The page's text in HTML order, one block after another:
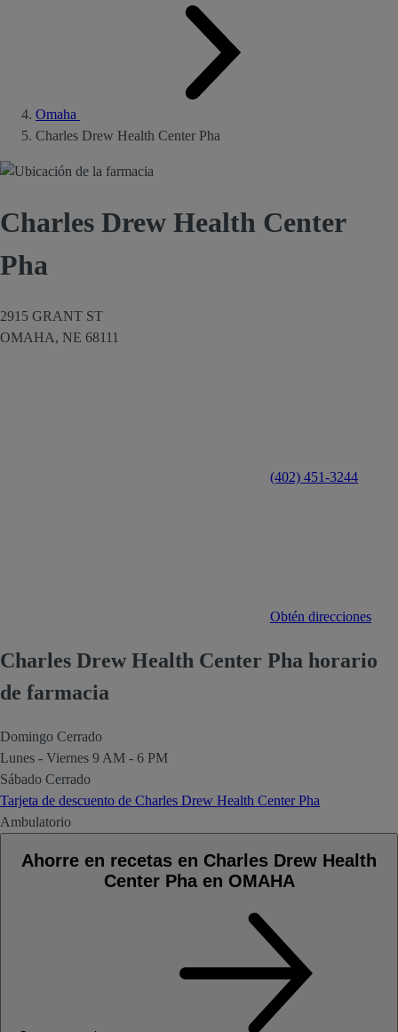
Omaha
Charles Drew Health Center Pha
Charles Drew Health Center
Pha
2915 GRANT ST
OMAHA, NE 68111
(402) 451-3244
Obtén direcciones
Charles Drew Health Center Pha horario
de farmacia
Domingo Cerrado
Lunes - Viernes 9 AM - 6 PM
Sábado Cerrado
Tarjeta de descuento de Charles Drew Health Center Pha
Ambulatorio
Ahorre en recetas en Charles Drew Health
Center Pha en OMAHA